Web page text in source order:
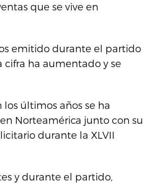
que se vive en
emitido durante el partido
cifra ha aumentado y se
últimos años se ha
Norteamérica junto con su
durante la XLVII
y durante el partido,